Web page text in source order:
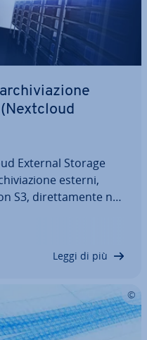
External Storage
esterni,
S3, di­ret­ta­men­te nel
la gestione
Leggi di più